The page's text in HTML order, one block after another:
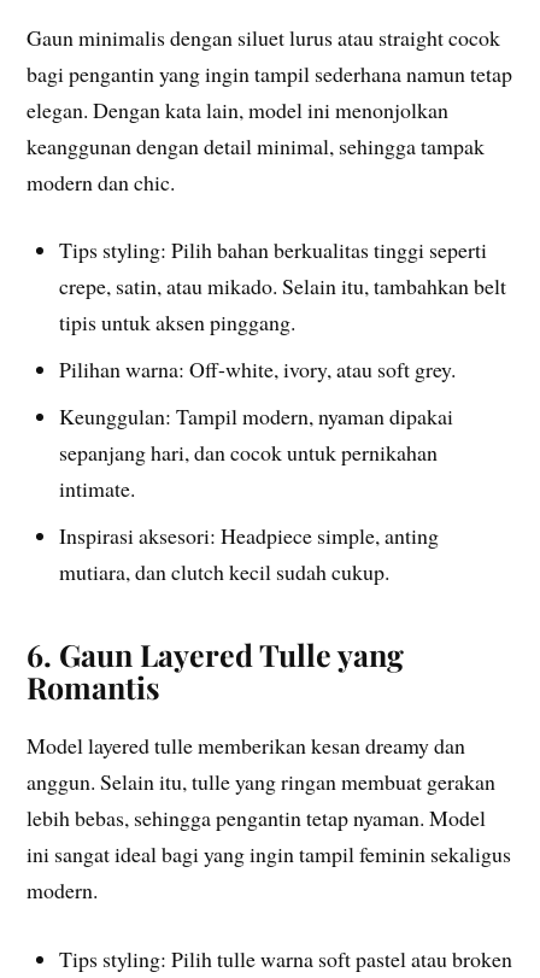
Gaun minimalis dengan siluet lurus atau straight cocok
bagi pengantin yang ingin tampil sederhana namun tetap
elegan. Dengan kata lain, model ini menonjolkan
keanggunan dengan detail minimal, sehingga tampak
modern dan chic.
Tips styling: Pilih bahan berkualitas tinggi seperti
crepe, satin, atau mikado. Selain itu, tambahkan belt
tipis untuk aksen pinggang.
Pilihan warna: Off-white, ivory, atau soft grey.
Keunggulan: Tampil modern, nyaman dipakai
sepanjang hari, dan cocok untuk pernikahan
intimate.
Inspirasi aksesori: Headpiece simple, anting
mutiara, dan clutch kecil sudah cukup.
6. Gaun Layered Tulle yang
Romantis
Model layered tulle memberikan kesan dreamy dan
anggun. Selain itu, tulle yang ringan membuat gerakan
lebih bebas, sehingga pengantin tetap nyaman. Model
ini sangat ideal bagi yang ingin tampil feminin sekaligus
modern.
Tips styling: Pilih tulle warna soft pastel atau broken